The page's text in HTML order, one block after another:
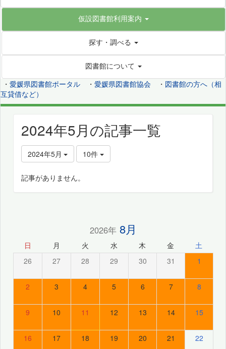
仮設図書館利用案内
探す・調べる
図書館について
・ 愛媛県図書館ポータル ・ 愛媛県図書館協会 ・ 図書館の方へ（相
互貸借など）
2024年5月の記事一覧
2024年5月 10件
記事がありません。
2026年8月
日 月 火 水 木 金 土
26 27 28 29 30 31 1
2 3 4 5 6 7 8
9 10 11 12 13 14 15
16 17 18 19 20 21 22